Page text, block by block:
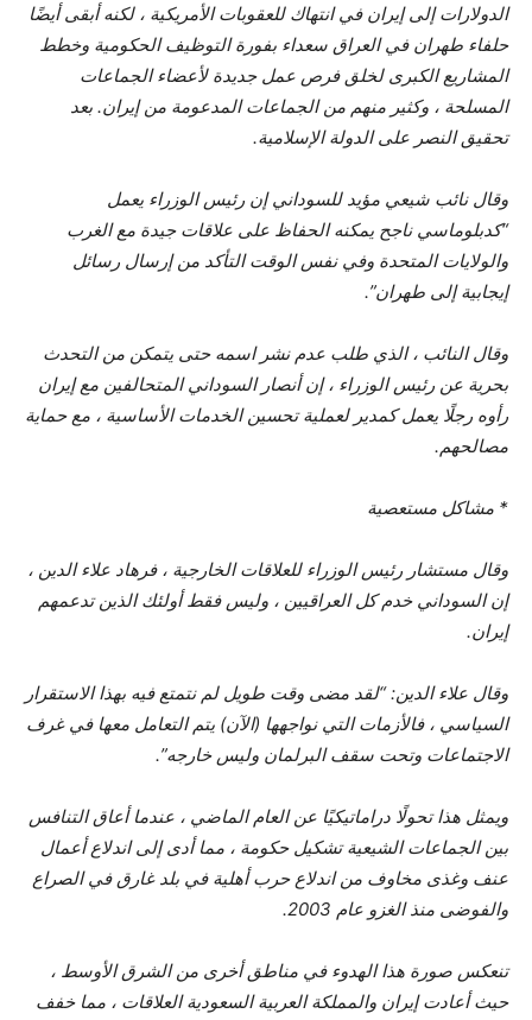
الدولارات إلى إيران في انتهاك للعقوبات الأمريكية ، لكنه أبقى أيضًا
حلفاء طهران في العراق سعداء بفورة التوظيف الحكومية وخطط
المشاريع الكبرى لخلق فرص عمل جديدة لأعضاء الجماعات
المسلحة ، وكثير منهم من الجماعات المدعومة من إيران. بعد
تحقيق النصر على الدولة الإسلامية.
وقال نائب شيعي مؤيد للسوداني إن رئيس الوزراء يعمل
“كدبلوماسي ناجح يمكنه الحفاظ على علاقات جيدة مع الغرب
والولايات المتحدة وفي نفس الوقت التأكد من إرسال رسائل
إيجابية إلى طهران”.
وقال النائب ، الذي طلب عدم نشر اسمه حتى يتمكن من التحدث
بحرية عن رئيس الوزراء ، إن أنصار السوداني المتحالفين مع إيران
رأوه رجلًا يعمل كمدير لعملية تحسين الخدمات الأساسية ، مع حماية
مصالحهم.
* مشاكل مستعصية
وقال مستشار رئيس الوزراء للعلاقات الخارجية ، فرهاد علاء الدين ،
إن السوداني خدم كل العراقيين ، وليس فقط أولئك الذين تدعمهم
إيران.
وقال علاء الدين: “لقد مضى وقت طويل لم نتمتع فيه بهذا الاستقرار
السياسي ، فالأزمات التي نواجهها (الآن) يتم التعامل معها في غرف
الاجتماعات وتحت سقف البرلمان وليس خارجه”.
ويمثل هذا تحولًا دراماتيكيًا عن العام الماضي ، عندما أعاق التنافس
بين الجماعات الشيعية تشكيل حكومة ، مما أدى إلى اندلاع أعمال
عنف وغذى مخاوف من اندلاع حرب أهلية في بلد غارق في الصراع
والفوضى منذ الغزو عام 2003.
تنعكس صورة هذا الهدوء في مناطق أخرى من الشرق الأوسط ،
حيث أعادت إيران والمملكة العربية السعودية العلاقات ، مما خفف